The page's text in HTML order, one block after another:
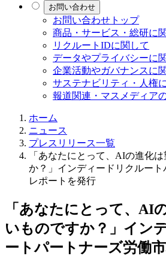
お問い合わせ
お問い合わせトップ
商品・サービス・総研に
リクルートIDに関して
データやプライバシーに
企業活動やガバナンスに
サステナビリティ・人権
報道関連・マスメディア
ホーム
ニュース
プレスリリース一覧
「あなたにとって、AIの進化
か？」インディードリクルー
レポートを発行
「あなたにとって、AI
いものですか？」イン
ートパートナーズ労働